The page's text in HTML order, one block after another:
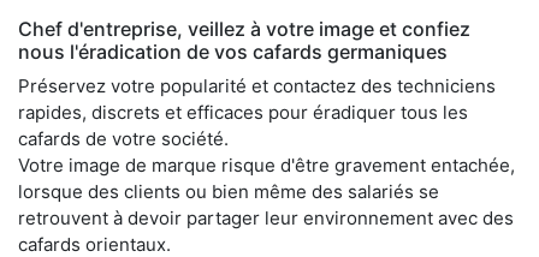
Chef d'entreprise, veillez à votre image et confiez
nous l'éradication de vos cafards germaniques
Préservez votre popularité et contactez des techniciens
rapides, discrets et efficaces pour éradiquer tous les
cafards de votre société.
Votre image de marque risque d'être gravement entachée,
lorsque des clients ou bien même des salariés se
retrouvent à devoir partager leur environnement avec des
cafards orientaux.